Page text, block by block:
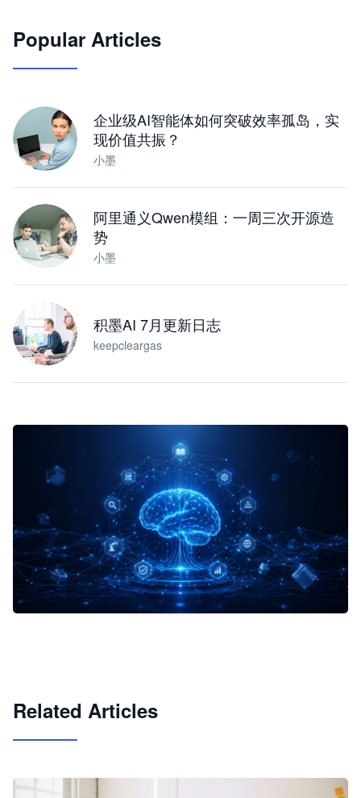
JimoClaw 桌面 AI Agent 工作台
Popular Articles
企业级AI智能体如何突破效率孤岛，实
现价值共振？
小墨
阿里通义Qwen模组：一周三次开源造
势
小墨
积墨AI 7月更新日志
keepcleargas
Related Articles